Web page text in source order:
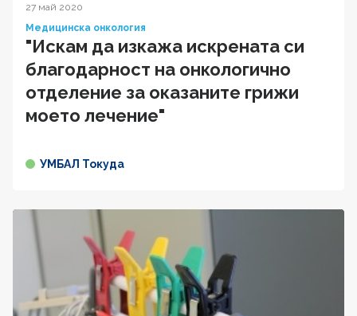
27 май 2020
Медицинска онкология
"Искам да изкажа искрената си
благодарност на онкологично
отделение за оказаните грижи
моето лечение"
УМБАЛ Токуда